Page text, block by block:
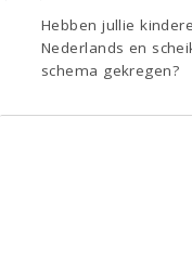
Hebben jullie
Nederlands en
schema gekregen?